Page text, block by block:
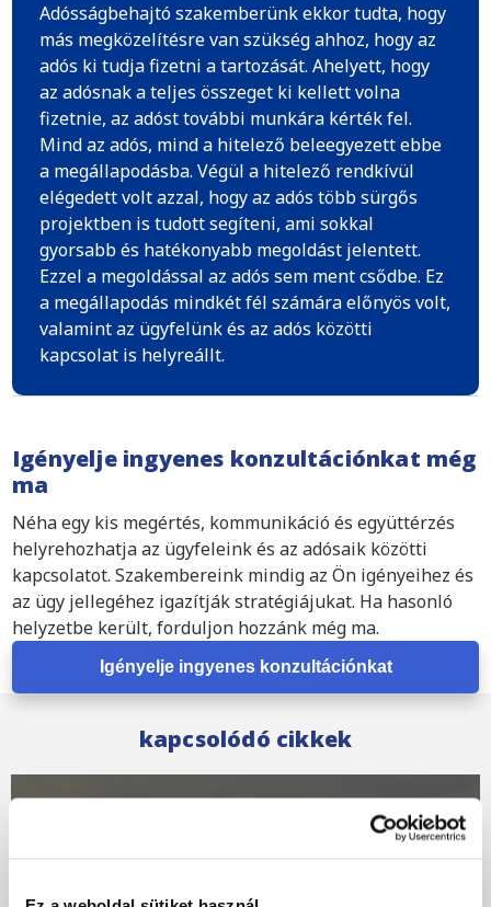
Adósságbehajtó szakemberünk ekkor tudta, hogy
más megközelítésre van szükség ahhoz, hogy az
adós ki tudja fizetni a tartozását. Ahelyett, hogy
az adósnak a teljes összeget ki kellett volna
fizetnie, az adóst további munkára kérték fel.
Mind az adós, mind a hitelező beleegyezett ebbe
a megállapodásba. Végül a hitelező rendkívül
elégedett volt azzal, hogy az adós több sürgős
projektben is tudott segíteni, ami sokkal
gyorsabb és hatékonyabb megoldást jelentett.
Ezzel a megoldással az adós sem ment csődbe. Ez
a megállapodás mindkét fél számára előnyös volt,
valamint az ügyfelünk és az adós közötti
kapcsolat is helyreállt.
Igényelje ingyenes konzultációnkat még
ma
Néha egy kis megértés, kommunikáció és együttérzés
helyrehozhatja az ügyfeleink és az adósaik közötti
kapcsolatot. Szakembereink mindig az Ön igényeihez és
az ügy jellegéhez igazítják stratégiájukat. Ha hasonló
helyzetbe került, forduljon hozzánk még ma.
Igényelje ingyenes konzultációnkat
kapcsolódó cikkek